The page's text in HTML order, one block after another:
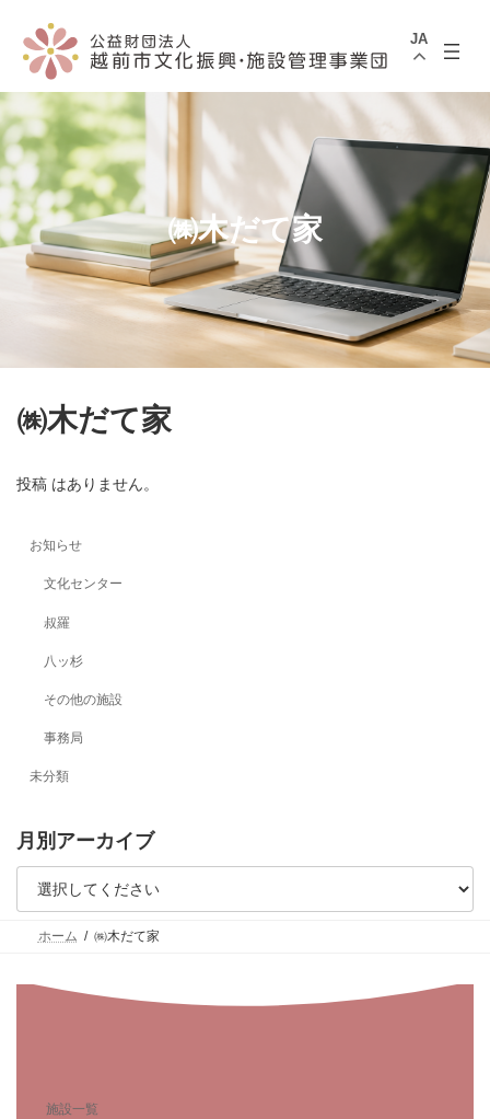
へ
ス
キ
ッ
プ
ョ
ン
に
移
動
JA
㈱木だて家
㈱木だて家
投稿 はありません。
お知らせ
文化センター
叔羅
八ッ杉
その他の施設
事務局
未分類
月別アーカイブ
ホーム ㈱木だて家
施設一覧